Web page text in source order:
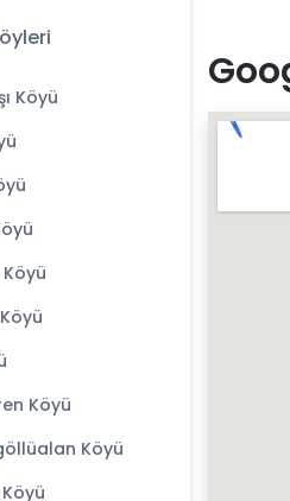
Köyü
Köyü
Köyü